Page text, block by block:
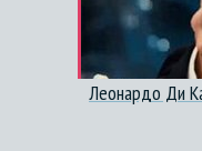
Леонардо Ди